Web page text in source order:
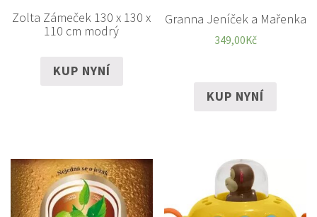
Zolta Zámeček 130 x 130 x
110 cm modrý
KUP NYNÍ
Granna Jeníček a Mařenka
349,00Kč
KUP NYNÍ